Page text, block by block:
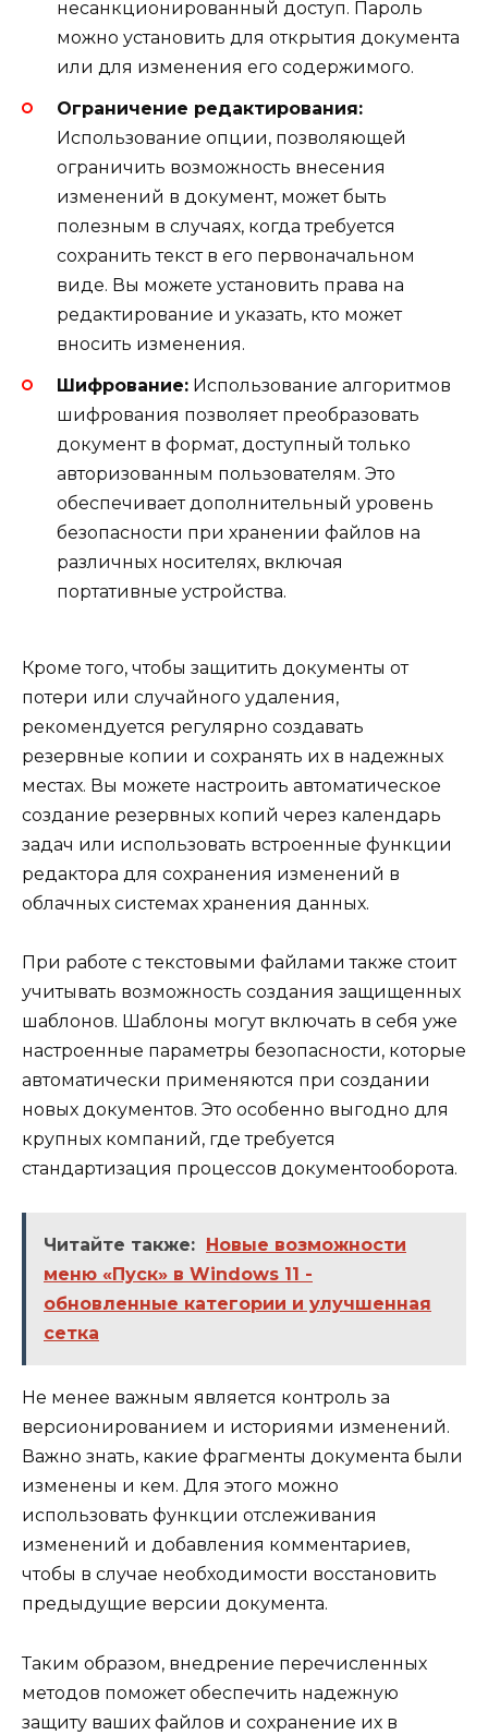
несанкционированный доступ. Пароль
можно установить для открытия документа
или для изменения его содержимого.
Ограничение редактирования:
Использование опции, позволяющей
ограничить возможность внесения
изменений в документ, может быть
полезным в случаях, когда требуется
сохранить текст в его первоначальном
виде. Вы можете установить права на
редактирование и указать, кто может
вносить изменения.
Шифрование: Использование алгоритмов
шифрования позволяет преобразовать
документ в формат, доступный только
авторизованным пользователям. Это
обеспечивает дополнительный уровень
безопасности при хранении файлов на
различных носителях, включая
портативные устройства.
Кроме того, чтобы защитить документы от
потери или случайного удаления,
рекомендуется регулярно создавать
резервные копии и сохранять их в надежных
местах. Вы можете настроить автоматическое
создание резервных копий через календарь
задач или использовать встроенные функции
редактора для сохранения изменений в
облачных системах хранения данных.
При работе с текстовыми файлами также стоит
учитывать возможность создания защищенных
шаблонов. Шаблоны могут включать в себя уже
настроенные параметры безопасности, которые
автоматически применяются при создании
новых документов. Это особенно выгодно для
крупных компаний, где требуется
стандартизация процессов документооборота.
Читайте также:
Новые возможности
меню «Пуск» в Windows 11 -
обновленные категории и улучшенная
сетка
Не менее важным является контроль за
версионированием и историями изменений.
Важно знать, какие фрагменты документа были
изменены и кем. Для этого можно
использовать функции отслеживания
изменений и добавления комментариев,
чтобы в случае необходимости восстановить
предыдущие версии документа.
Таким образом, внедрение перечисленных
методов поможет обеспечить надежную
защиту ваших файлов и сохранение их в